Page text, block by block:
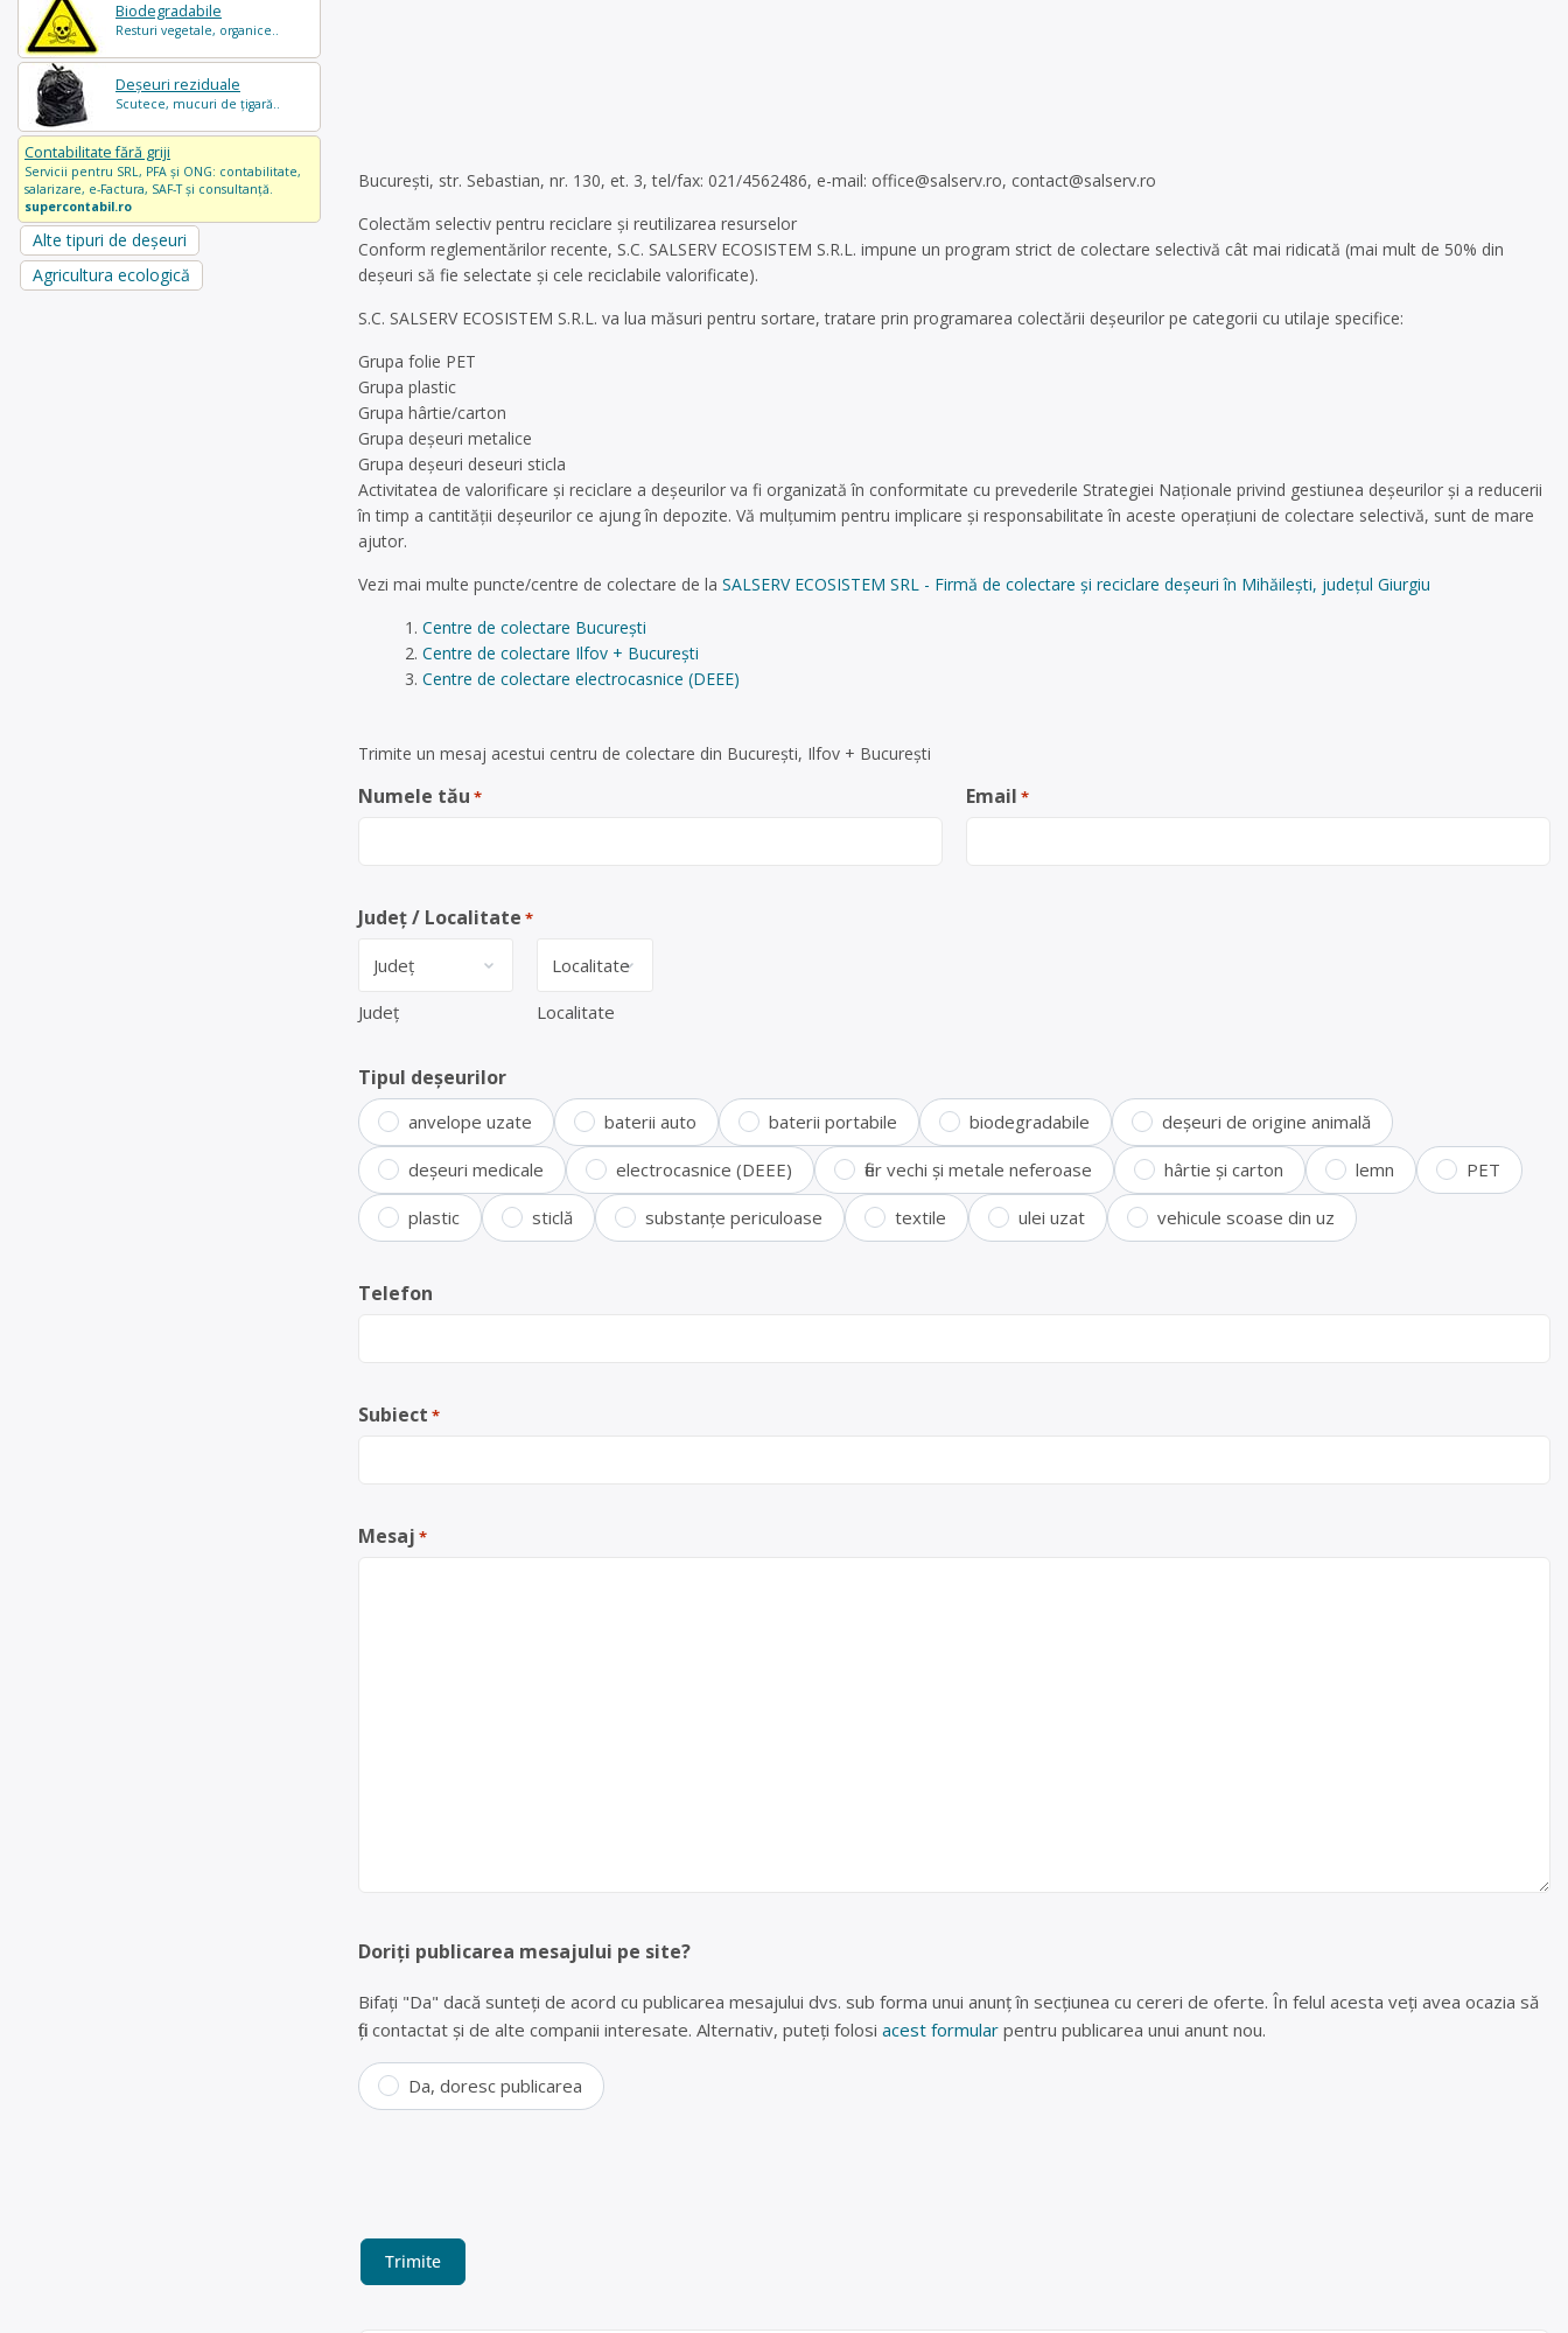
Biodegradabile
Resturi vegetale, organice..
Deșeuri reziduale
Scutece, mucuri de țigară..
Contabilitate fără griji
Servicii pentru SRL, PFA și ONG: contabilitate,
salarizare, e-Factura, SAF-T și consultanță.
supercontabil.ro
Alte tipuri de deșeuri
Agricultura ecologică
București, str. Sebastian, nr. 130, et. 3, tel/fax: 021/4562486, e-mail: office@salserv.ro, contact@salserv.ro
Colectăm selectiv pentru reciclare și reutilizarea resurselor
Conform reglementărilor recente, S.C. SALSERV ECOSISTEM S.R.L. impune un program strict de colectare selectivă cât mai ridicată (mai mult de 50% din
deșeuri să fie selectate și cele reciclabile valorificate).
S.C. SALSERV ECOSISTEM S.R.L. va lua măsuri pentru sortare, tratare prin programarea colectării deșeurilor pe categorii cu utilaje specifice:
Grupa folie PET
Grupa plastic
Grupa hârtie/carton
Grupa deșeuri metalice
Grupa deșeuri deseuri sticla
Activitatea de valorificare și reciclare a deșeurilor va fi organizată în conformitate cu prevederile Strategiei Naționale privind gestiunea deșeurilor și a reducerii
în timp a cantității deșeurilor ce ajung în depozite. Vă mulțumim pentru implicare și responsabilitate în aceste operațiuni de colectare selectivă, sunt de mare
ajutor.
Vezi mai multe puncte/centre de colectare de la SALSERV ECOSISTEM SRL - Firmă de colectare și reciclare deșeuri în Mihăilești, județul Giurgiu
Centre de colectare București
Centre de colectare Ilfov + București
Centre de colectare electrocasnice (DEEE)
Trimite un mesaj acestui centru de colectare din București, Ilfov + București
Numele tău * Email *
Județ / Localitate *
Județ Localitate
Tipul deșeurilor
anvelope uzate baterii auto baterii portabile biodegradabile deșeuri de origine animală
deșeuri medicale electrocasnice (DEEE) fier vechi și metale neferoase hârtie și carton lemn PET
plastic sticlă substanțe periculoase textile ulei uzat vehicule scoase din uz
Telefon
Subiect *
Mesaj *
Doriți publicarea mesajului pe site?
Bifați "Da" dacă sunteți de acord cu publicarea mesajului dvs. sub forma unui anunț în secțiunea cu cereri de oferte. În felul acesta veți avea ocazia să
fiți contactat și de alte companii interesate. Alternativ, puteți folosi acest formular pentru publicarea unui anunt nou.
Da, doresc publicarea